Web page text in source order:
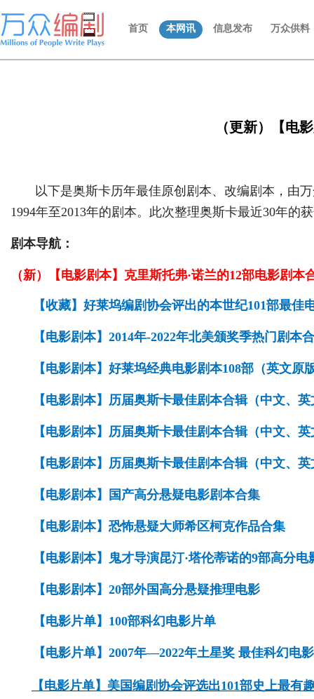
首页 本网讯 信息发布 万众供料
（更新）【电
以下是奥斯卡历年最佳原创剧本、改编剧本，由万
1994年至2013年的剧本。此次整理奥斯卡最近30年
剧本导航：
（新）【电影剧本】克里斯托弗·诺兰的12部电影剧本
【收藏】好莱坞编剧协会评出的本世纪101部最佳
【电影剧本】2014年-2022年北美颁奖季热门剧本
【电影剧本】好莱坞经典电影剧本108部（英文原
【电影剧本】历届奥斯卡最佳剧本合辑（中文、
【电影剧本】历届奥斯卡最佳剧本合辑（中文、
【电影剧本】历届奥斯卡最佳剧本合辑（中文、
【电影剧本】国产高分悬疑电影剧本合集
【电影剧本】恐怖悬疑大师希区柯克作品合集
【电影剧本】鬼才导演昆汀·塔伦蒂诺的9部高分电
【电影剧本】20部外国高分悬疑推理电影
【电影片单】100部科幻电影片单
【电影片单】2007年—2022年土星奖 最佳科幻电
【电影片单】 美国编剧协会评选出101部史上最有